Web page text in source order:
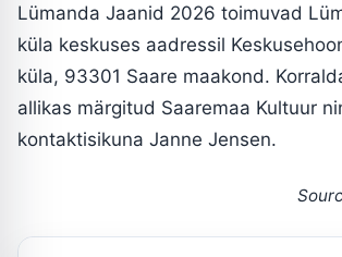
Lümanda Jaanid 2026 toimuvad
küla keskuses aadressil
küla, 93301 Saare maakond.
allikas märgitud Saaremaa Kultuur
kontaktisikuna Janne Jensen.